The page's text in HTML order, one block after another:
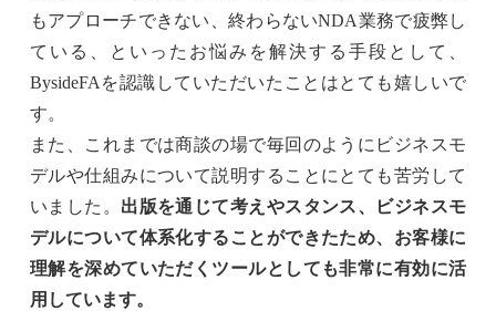
もアプローチできない、終わらないNDA業務で疲弊し
ている、といったお悩みを解決する手段として、
BysideFAを認識していただいたことはとても嬉しいで
す。
また、これまでは商談の場で毎回のようにビジネスモ
デルや仕組みについて説明することにとても苦労して
いました。 出版を通じて考えやスタンス、ビジネスモ
デルについて体系化することができたため、お客様に
理解を深めていただくツールとしても非常に有効に活
用しています。